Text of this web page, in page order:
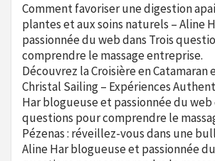
Comment favoriser une digestion
plantes et aux soins naturels – Aline
passionnée du webdans Trois
comprendre le massage entreprise.
Découvrez la Croisière en Catamaran
Christal Sailing – Expériences
Har blogueuse et passionnée du web
questions pour comprendre le
Pézenas : réveillez-vous dans une
Aline Har blogueuse et passionnée